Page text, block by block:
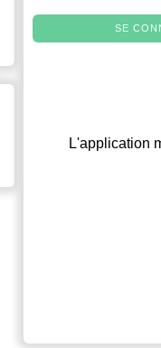
SE
L'application